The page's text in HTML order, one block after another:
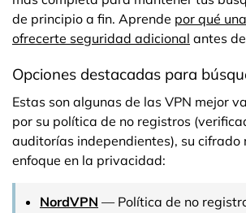
de principio a fin. Aprende por qué
ofrecerte seguridad adicional antes
Opciones destacadas para
Estas son algunas de las VPN mejor
por su política de no registros
auditorías independientes), su cifrado
enfoque en la privacidad:
NordVPN — Política de no